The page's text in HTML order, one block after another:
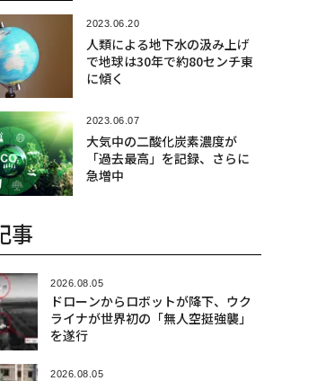
2023.06.20
人類による地下水の汲み上げ
で地球は30年で約80センチ東
に傾く
2023.06.07
大気中の二酸化炭素濃度が
「過去最高」を記録、さらに
急増中
事
2026.08.05
ドローンからロボットが降下、ウク
ライナが世界初の「無人空挺強襲」
を遂行
2026.08.05